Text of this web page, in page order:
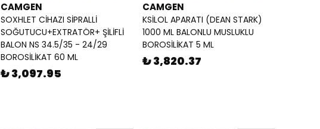
CAMGEN
SOXHLET CİHAZI SİPRALLİ
SOĞUTUCU+EXTRATÖR+ ŞİLİFLİ
BALON NS 34.5/35 - 24/29
BOROSİLİKAT 60 ML
₺ 3,097.95
CAMGEN
KSİLOL APARATI (DEAN STARK)
1000 ML BALONLU MUSLUKLU
BOROSİLİKAT 5 ML
₺ 3,820.37